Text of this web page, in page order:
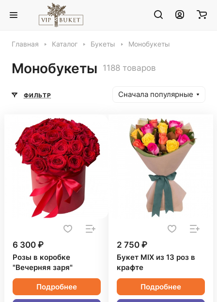
Главная Каталог Букеты Монобукеты
Монобукеты 1188 товаров
ФИЛЬТР Сначала популярные
6 300 ₽
Розы в коробке
"Вечерняя заря"
Подробнее
2 750 ₽
Букет MIX из 13 роз в
крафте
Подробнее